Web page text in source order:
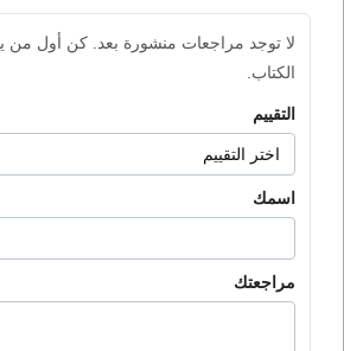
لا توجد مراجعات منشورة بعد. كن أول من
الكتاب.
التقييم
اسمك
مراجعتك